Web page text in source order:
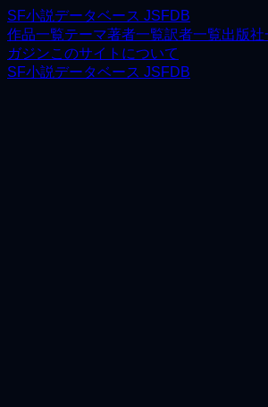
SF小説データベース JSFDB
作品一覧テーマ著者一覧訳者一覧出版社
ガジンこのサイトについて
SF小説データベース JSFDB